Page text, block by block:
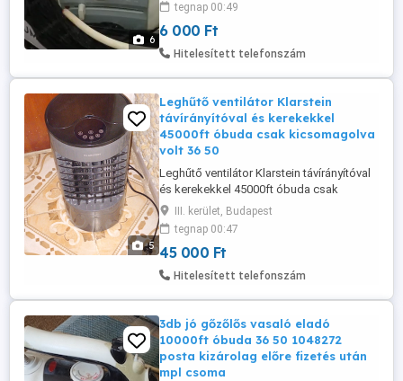
6
posta kizárolag előre fizetés után mpl
csomagautomata +4000ft postán maradó
+ 5000ft
tegnap 00:49
6 000 Ft
Hitelesített telefonszám
5
Leghűtő ventilátor Klarstein
távírányítóval és kerekekkel
45000ft óbuda csak kicsomagolva
volt 36 50
Leghűtő ventilátor Klarstein távírányítóval
és kerekekkel 45000ft óbuda csak
kicsomagolva volt 36 50 104 8272
személyes átvétel óbudán posta
kizárolag előre fizetés után mpl postán
maradó vagy postapont + 5000ft
III. kerület, Budapest
tegnap 00:47
45 000 Ft
Hitelesített telefonszám
3db jó gőzőlős vasaló eladó
10000ft óbuda 36 50 1048272
posta kizárolag előre fizetés után
mpl csoma